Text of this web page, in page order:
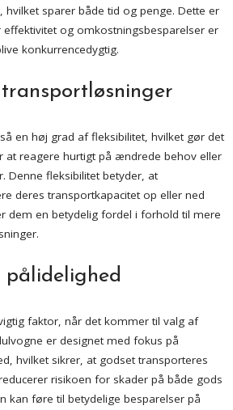
sparer både tid og penge. Dette er
og omkostningsbesparelser er
konkurrencedygtig.
en høj grad af fleksibilitet, hvilket gør det
at reagere hurtigt på ændrede behov eller
Denne fleksibilitet betyder, at
deres transportkapacitet op eller ned
dem en betydelig fordel i forhold til mere
pålidelighed
faktor, når det kommer til valg af
er designet med fokus på
hvilket sikrer, at godset transporteres
risikoen for skader på både gods
kan føre til betydelige besparelser på